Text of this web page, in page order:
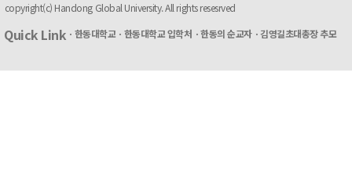
copyright(c) Handong Global University. All rights resesrved
Quick Link ㆍ한동대학교 ㆍ한동대학교 입학처 ㆍ한동의 순교자ㆍ김영길초대총장 추모